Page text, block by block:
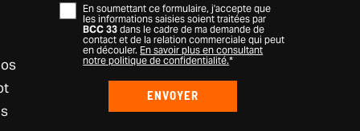
En soumettant ce formulaire, j'accepte que
les informations saisies soient traitées par
BCC 33dans le cadre de ma demande de
contact et de la relation commerciale qui peut
en découler. En savoir plus en consultant
notre politique de confidentialité.*